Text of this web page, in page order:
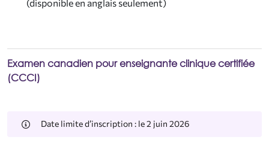
(disponible en anglais seulement)
Examen canadien pour enseignante clinique certifiée
(CCCI)
Date limite d’inscription : le 2 juin 2026